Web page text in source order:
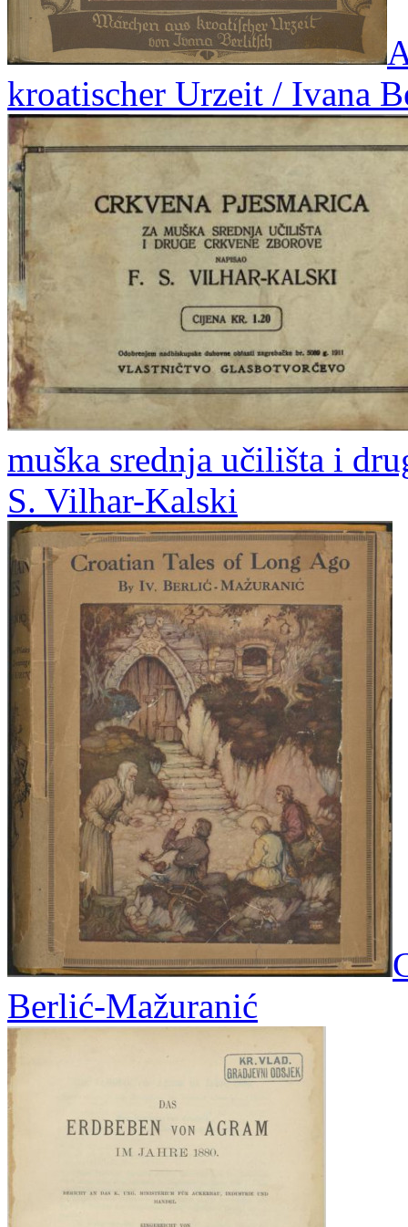
kroatischer Urzeit / Ivana
muška srednja učilišta i
S. Vilhar-Kalski
Berlić-Mažuranić